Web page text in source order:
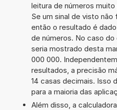
leitura de números
Se um sinal de visto
então o resultado é
de números. No caso
seria mostrado desta
000 000.
resultados, a precisão
14 casas decimais. Isso
para a maioria das
Além disso, a